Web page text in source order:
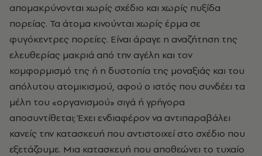
απομακρύνονται χωρίς σχέδιο και χωρίς πυξίδα
πορείας. Τα άτομα κινούνται χωρίς έρμα σε
φυγόκεντρες πορείες. Είναι άραγε η αναζήτηση της
ελευθερίας μακριά από την αγέλη και τον
κομφορμισμό της ή η δυστοπία της μοναξιάς και του
απόλυτου ατομικισμού, αφού ο ιστός που συνδέει τα
μέλη του «οργανισμού» σιγά ή γρήγορα
αποσυντίθεται; Έχει ενδιαφέρον να αντιπαραβάλει
κανείς την κατασκευή που αντιστοιχεί στο σχέδιο που
εξετάζουμε. Μια κατασκευή που αποθεώνει το τυχαίο